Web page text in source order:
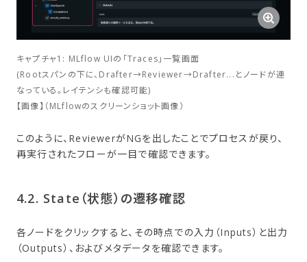
キャプチャ1: MLflow UIの「Traces」一覧画面
(Rootスパンの下に、Drafter→Reviewer→Drafter...とノードが連
なっている。レイテンシも確認可能)
【画像】（MLflowのスクリーンショット画像）
このように、ReviewerがNGを出したことでプロセスが戻り、
再実行されたフローが一目で確認できます。
4.2. State​（状態）の​遷移確認
各ノードをクリックすると、その時点での入力（Inputs）と出力
（Outputs）、およびメタデータを確認できます。